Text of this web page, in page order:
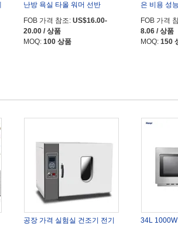
난방 욕실 타올 워머 선반
FOB 가격 참조: US$16.00-
20.00 / 상품
MOQ: 100 상품
은 비용 성
FOB 가격
8.06 / 상품
MOQ: 150
공장 가격 실험실 건조기 전기
34L